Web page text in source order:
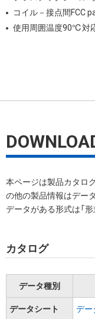
コイル－接点間FCC
使用周囲温度90℃対
本ページは製品カタロ
の他の製品情報はデー
データがある形式は「
カタログ
データ種別
データシート デー